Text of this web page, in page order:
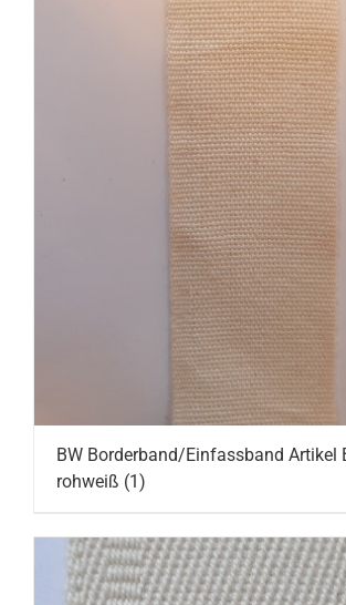
BW Borderband/Einfassband Artikel
rohweiß (1)